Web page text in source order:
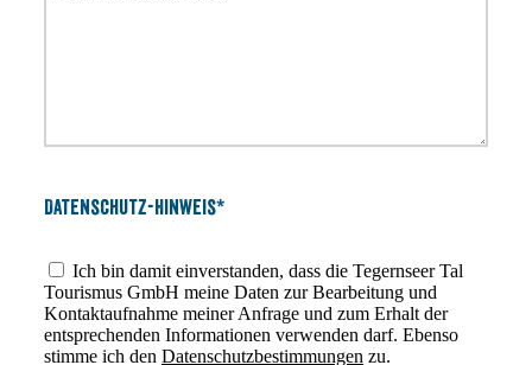
Datenschutz-Hinweis*
Ich bin damit einverstanden, dass die Tegernseer Tal
Tourismus GmbH meine Daten zur Bearbeitung und
Kontaktaufnahme meiner Anfrage und zum Erhalt der
entsprechenden Informationen verwenden darf. Ebenso
stimme ich den Datenschutzbestimmungen zu.